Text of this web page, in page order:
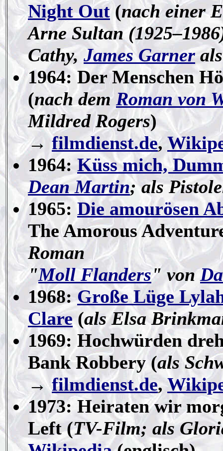
Night Out(nach einer
Arne Sultan
Cathy, James Garnerals
1964: Der Menschen
(nach demRoman von
Mildred Rogers)
→ filmdienst.de,
1964: Küss mich,
Dean Martin; als
1965: Die amourösen
The Amorous
Roman
"Moll Flanders" von
1968:Große Lüge
Clare(als Elsa
1969: Hochwürden
Bank Robbery (als
→filmdienst.de,
1973: Heiraten wir
Left (TV-Film; als